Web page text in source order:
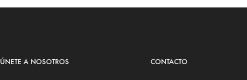
ÚNETE A NOSOTROS CONTACTO